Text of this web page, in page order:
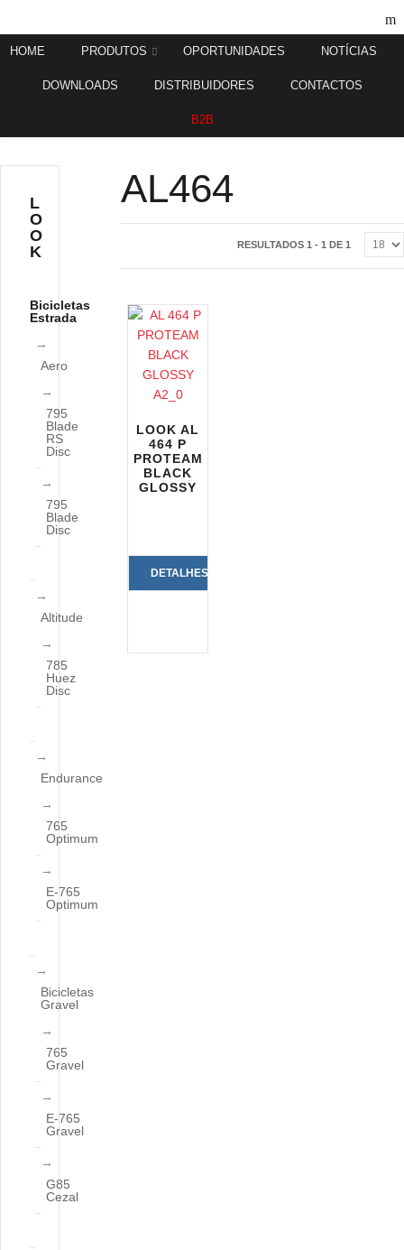
HOME PRODUTOS OPORTUNIDADES NOTÍCIAS
DOWNLOADS DISTRIBUIDORES CONTACTOS
B2B
Bicicletas Pista AL464
AL464
RESULTADOS 1 - 1 DE 1
LOOK AL
464 P
PROTEAM
BLACK
GLOSSY
DETALHES
L
O
O
K
Bicicletas
Estrada
Aero
795
Blade
RS
Disc
795
Blade
Disc
Altitude
785
Huez
Disc
Endurance
765
Optimum
E-765
Optimum
Bicicletas
Gravel
765
Gravel
E-765
Gravel
G85
Cezal